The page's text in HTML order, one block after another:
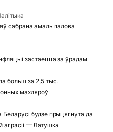
сабрана амаль палова
застаецца за ўрадам
больш за 2,5 тыс.
махляроў
Беларусі будзе прыцягнута да
агрэсіі — Латушка